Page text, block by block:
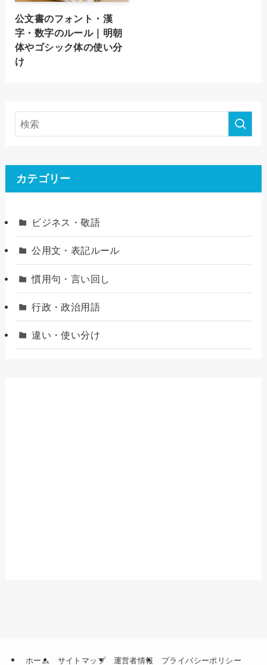
公文書のフォント・漢
字・数字のルール｜明朝
体やゴシック体の使い分
け
カテゴリー
ビジネス・敬語
公用文・表記ルール
慣用句・言い回し
行政・政治用語
違い・使い分け
ホーム サイトマップ 運営者情報 プライバシーポリシー